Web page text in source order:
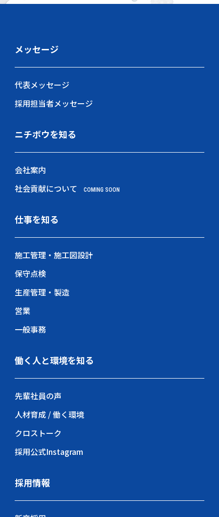
メッセージ
代表メッセージ
採用担当者メッセージ
ニチボウを知る
会社案内
社会貢献について
COMING SOON
仕事を知る
施工管理・施工図設計
保守点検
生産管理・製造
営業
一般事務
働く人と環境を知る
先輩社員の声
人材育成 / 働く環境
クロストーク
採用公式Instagram
採用情報